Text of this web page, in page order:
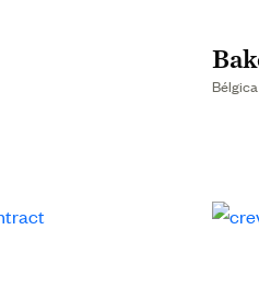
Bélgica